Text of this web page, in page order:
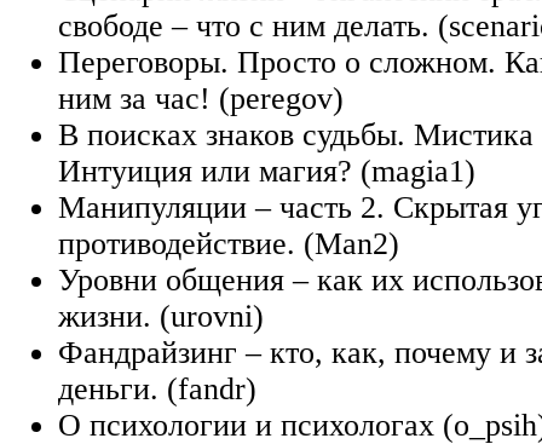
свободе – что с ним делать.
Переговоры. Просто о сложном.
ним за час! (peregov)
В поисках знаков судьбы. Мистика
Интуиция или магия? (magia1)
Манипуляции – часть 2. Скрытая
противодействие. (Man2)
Уровни общения – как их
жизни. (urovni)
Фандрайзинг – кто, как, почему и
деньги. (fandr)
О психологии и психологах